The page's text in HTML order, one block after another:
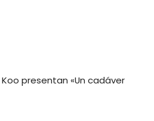
Koo presentan «Un cadáver